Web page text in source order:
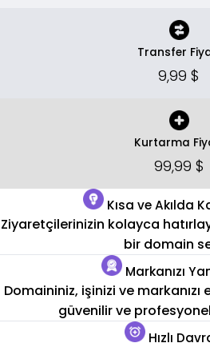
Transfer
9,99 $
Kurtarma
99,99 $
Kısa ve Akılda
Ziyaretçilerinizin kolayca
bir domain
Markanızı
Domaininiz, işinizi ve
güvenilir ve
Hızlı